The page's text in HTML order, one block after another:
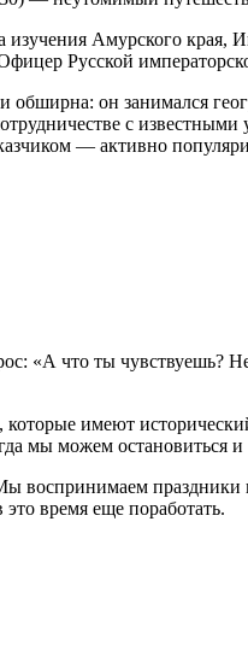
Амурского края,
Русской
обширна: он занимался
с
— активно
«А что ты чувствуешь?
имеют
мы можем остановиться и
воспринимаем
время еще поработать.